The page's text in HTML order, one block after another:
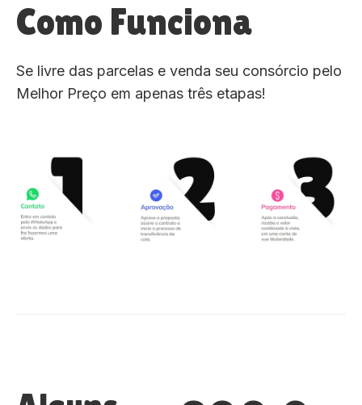
Como Funciona
Se livre das parcelas e venda seu consórcio pelo
Melhor Preço em apenas três etapas!